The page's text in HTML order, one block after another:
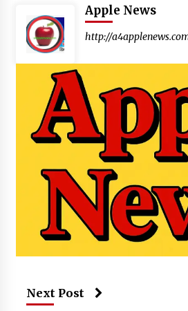
Apple News
http://
Next Post